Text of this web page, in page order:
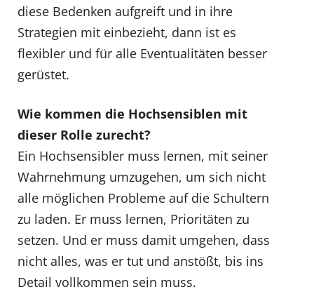
diese Bedenken aufgreift und in ihre
Strategien mit einbezieht, dann ist es
flexibler und für alle Eventualitäten besser
gerüstet.
Wie kommen die Hochsensiblen mit
dieser Rolle zurecht?
Ein Hochsensibler muss lernen, mit seiner
Wahrnehmung umzugehen, um sich nicht
alle möglichen Probleme auf die Schultern
zu laden. Er muss lernen, Prioritäten zu
setzen. Und er muss damit umgehen, dass
nicht alles, was er tut und anstößt, bis ins
Detail vollkommen sein muss.